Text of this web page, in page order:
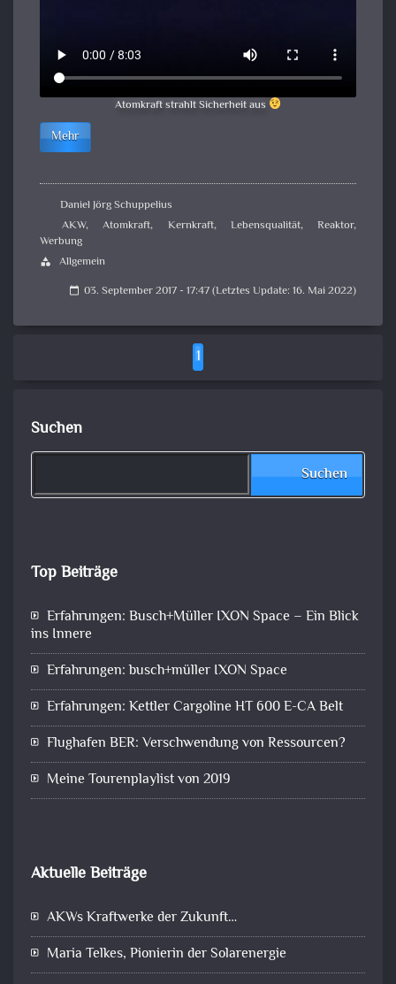
Atomkraft strahlt Sicherheit aus
Mehr
Daniel Jörg Schuppelius
AKW,Atomkraft, Kernkraft, Lebensqualität, Reaktor,
Werbung
category Allgemein
calendar_today 03. September 2017 - 17:47 (Letztes Update: 16. Mai 2022)
1
Suchen
Suchen
Top Beiträge
Erfahrungen: Busch+Müller IXON Space – Ein Blick
ins Innere
Erfahrungen: busch+müller IXON Space
Erfahrungen: Kettler Cargoline HT 600 E-CA Belt
Flughafen BER: Verschwendung von Ressourcen?
Meine Tourenplaylist von 2019
Aktuelle Beiträge
AKWs Kraftwerke der Zukunft…
Maria Telkes, Pionierin der Solarenergie